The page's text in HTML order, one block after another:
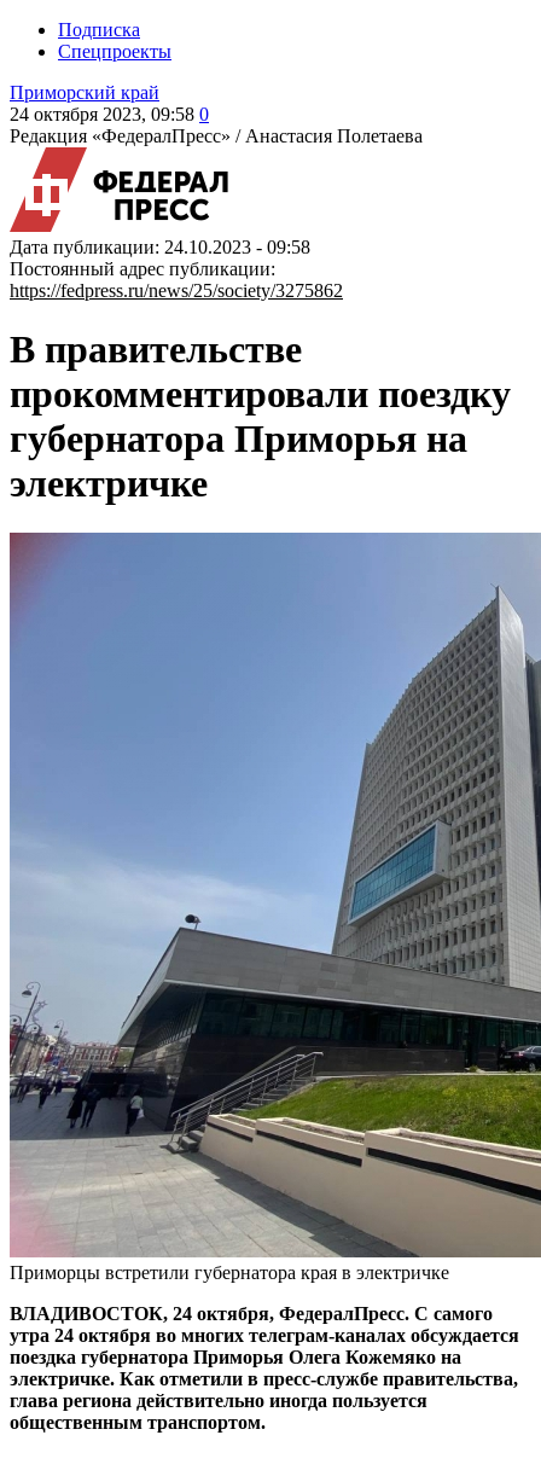
Подписка
Спецпроекты
Приморский край
24 октября 2023, 09:58 0
Редакция «ФедералПресс» / Анастасия Полетаева
Дата публикации: 24.10.2023 - 09:58
Постоянный адрес публикации:
https://fedpress.ru/news/25/society/3275862
В правительстве
прокомментировали поездку
губернатора Приморья на
электричке
Приморцы встретили губернатора края в электричке
ВЛАДИВОСТОК, 24 октября, ФедералПресс. С самого
утра 24 октября во многих телеграм-каналах обсуждается
поездка губернатора Приморья Олега Кожемяко на
электричке. Как отметили в пресс-службе правительства,
глава региона действительно иногда пользуется
общественным транспортом.